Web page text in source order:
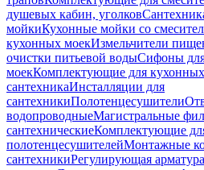
душевых кабин, уголков
мойкиКухонные мойки со
кухонных моекИзмельчители
очистки питьевой водыСифоны
моекКомплектующие для
сантехникаИнсталляции для
сантехникиПолотенцесушители
водопроводныеМагистральные
сантехническиеКомплектующие
полотенцесушителейМонтажные
сантехникиРегулирующая арматура